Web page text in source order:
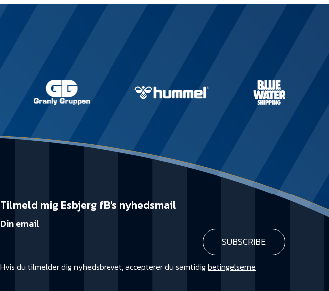
Tilmeld mig Esbjerg fB's nyhedsmail
Din email
Hvis du tilmelder dig nyhedsbrevet, accepterer du samtidigbetingelserne